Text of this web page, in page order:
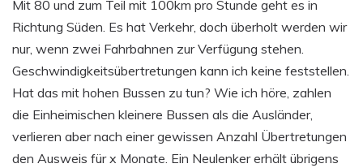
Mit 80 und zum Teil mit 100km pro Stunde geht es in
Richtung Süden. Es hat Verkehr, doch überholt werden wir
nur, wenn zwei Fahrbahnen zur Verfügung stehen.
Geschwindigkeitsübertretungen kann ich keine feststellen.
Hat das mit hohen Bussen zu tun? Wie ich höre, zahlen
die Einheimischen kleinere Bussen als die Ausländer,
verlieren aber nach einer gewissen Anzahl Übertretungen
den Ausweis für x Monate. Ein Neulenker erhält übrigens